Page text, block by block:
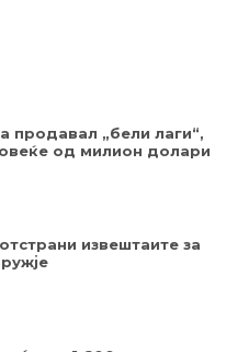
продавал „бели лаги“,
од милион долари
извештаите за